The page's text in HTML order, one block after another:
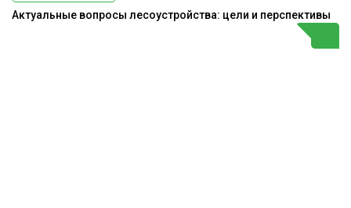
Актуальные вопросы лесоустройства: цели и перспективы